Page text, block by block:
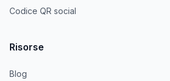
Codice QR social
Risorse
Blog